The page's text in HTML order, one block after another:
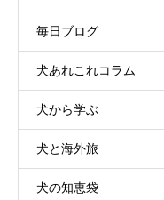
毎日ブログ
犬あれこれコラム
犬から学ぶ
犬と海外旅
犬の知恵袋